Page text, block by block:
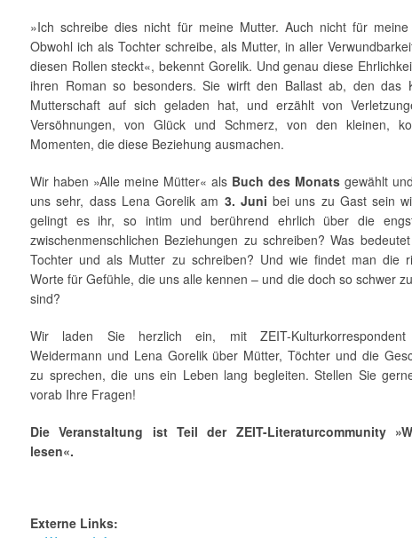
»Ich schreibe dies nicht für meine Mutter. Auch nicht für meine
Obwohl ich als Tochter schreibe, als Mutter, in aller
diesen Rollen steckt«, bekennt Gorelik. Und genau diese
ihren Roman so besonders. Sie wirft den Ballast ab, den das
Mutterschaft auf sich geladen hat, und erzählt von
Versöhnungen, von Glück und Schmerz, von den kleinen,
Momenten, die diese Beziehung ausmachen.
Wir haben »Alle meine Mütter« als Buch des Monatsgewählt
uns sehr, dass Lena Gorelik am 3. Juni bei uns zu Gast sein
gelingt es ihr, so intim und berührend ehrlich über die
zwischenmenschlichen Beziehungen zu schreiben? Was
Tochter und als Mutter zu schreiben? Und wie findet man die
Worte für Gefühle, die uns alle kennen – und die doch so schwer
sind?
Wir laden Sie herzlich ein, mit ZEIT-Kulturkorrespondent
Weidermann und Lena Gorelik über Mütter, Töchter und die
zu sprechen, die uns ein Leben lang begleiten. Stellen Sie
vorab Ihre Fragen!
Die Veranstaltung ist Teil der ZEIT-Literaturcommunity
lesen«.
Externe Links: